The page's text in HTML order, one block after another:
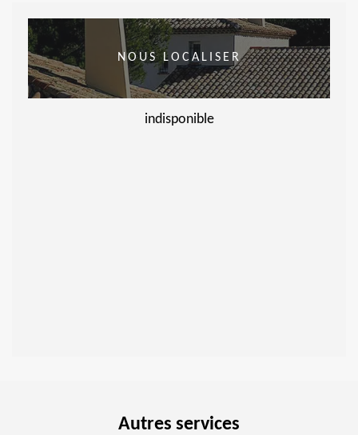
NOUS LOCALISER
indisponible
Autres services